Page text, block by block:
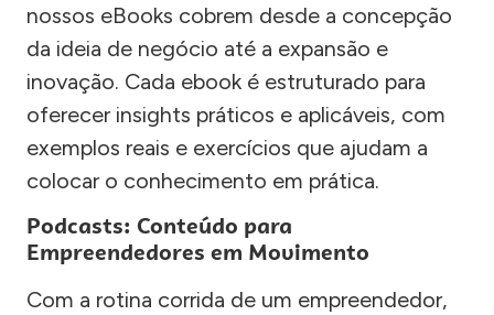
nossos eBooks cobrem desde a concepção
da ideia de negócio até a expansão e
inovação. Cada ebook é estruturado para
oferecer insights práticos e aplicáveis, com
exemplos reais e exercícios que ajudam a
colocar o conhecimento em prática.
Podcasts: Conteúdo para
Empreendedores em Movimento
Com a rotina corrida de um empreendedor,